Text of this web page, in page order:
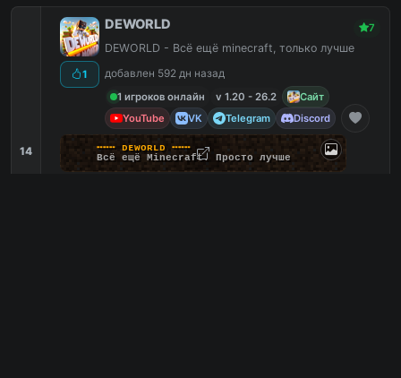
14
1
DEWORLD 7
DEWORLD - Всё ещё minecraft, только лучше
добавлен 592 дн назад
1 игроков онлайн
v 1.20 - 26.2
Сайт
YouTube
VK Telegram Discord
╍╍╍ ᴅᴇᴡᴏʀʟᴅ ╍╍╍
Всё ещё Minecraft. Просто лучше